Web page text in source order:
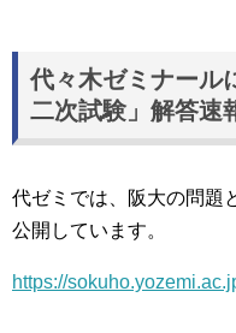
代々木ゼミナール
二次試験」解答速
代ゼミでは、阪大の問題
公開しています。
https://